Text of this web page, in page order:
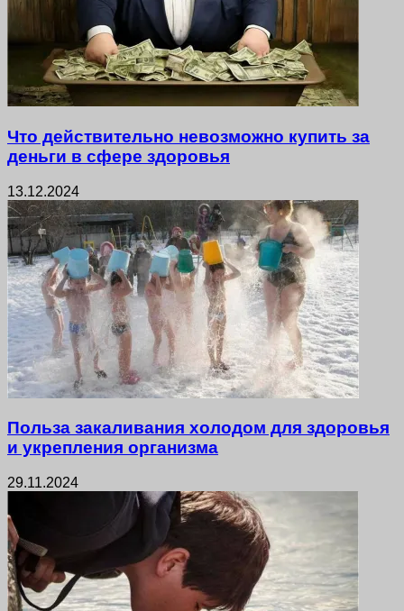
Что действительно невозможно купить за
деньги в сфере здоровья
13.12.2024
Польза закаливания холодом для здоровья
и укрепления организма
29.11.2024